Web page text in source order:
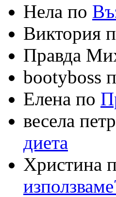
Нела по
Виктория
Правда
bootyboss
Елена по
весела
диета
Христина